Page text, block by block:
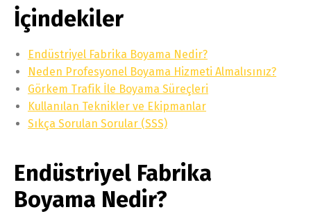
İçindekiler
Endüstriyel Fabrika Boyama Nedir?
Neden Profesyonel Boyama Hizmeti Almalısınız?
Görkem Trafik İle Boyama Süreçleri
Kullanılan Teknikler ve Ekipmanlar
Sıkça Sorulan Sorular (SSS)
Endüstriyel Fabrika
Boyama Nedir?